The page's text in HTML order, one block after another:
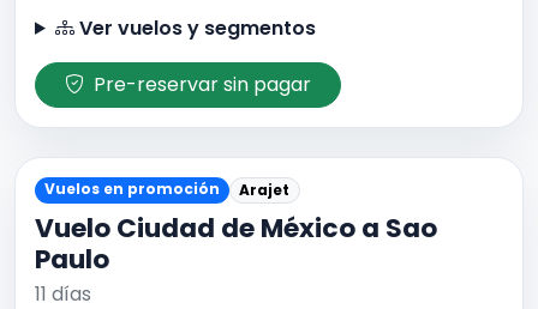
Ver vuelos y segmentos
Pre-reservar sin pagar
Vuelos en promoción Arajet
Vuelo Ciudad de México a Sao
Paulo
11 días